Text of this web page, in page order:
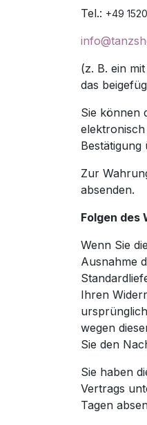
Tel.: +49
(z. B. ein
das
Sie können
Zur
absenden.
Folgen des
Wenn Sie
Ausnahme
Ihren
wegen
Sie den
Sie haben
Vertrags
Tagen